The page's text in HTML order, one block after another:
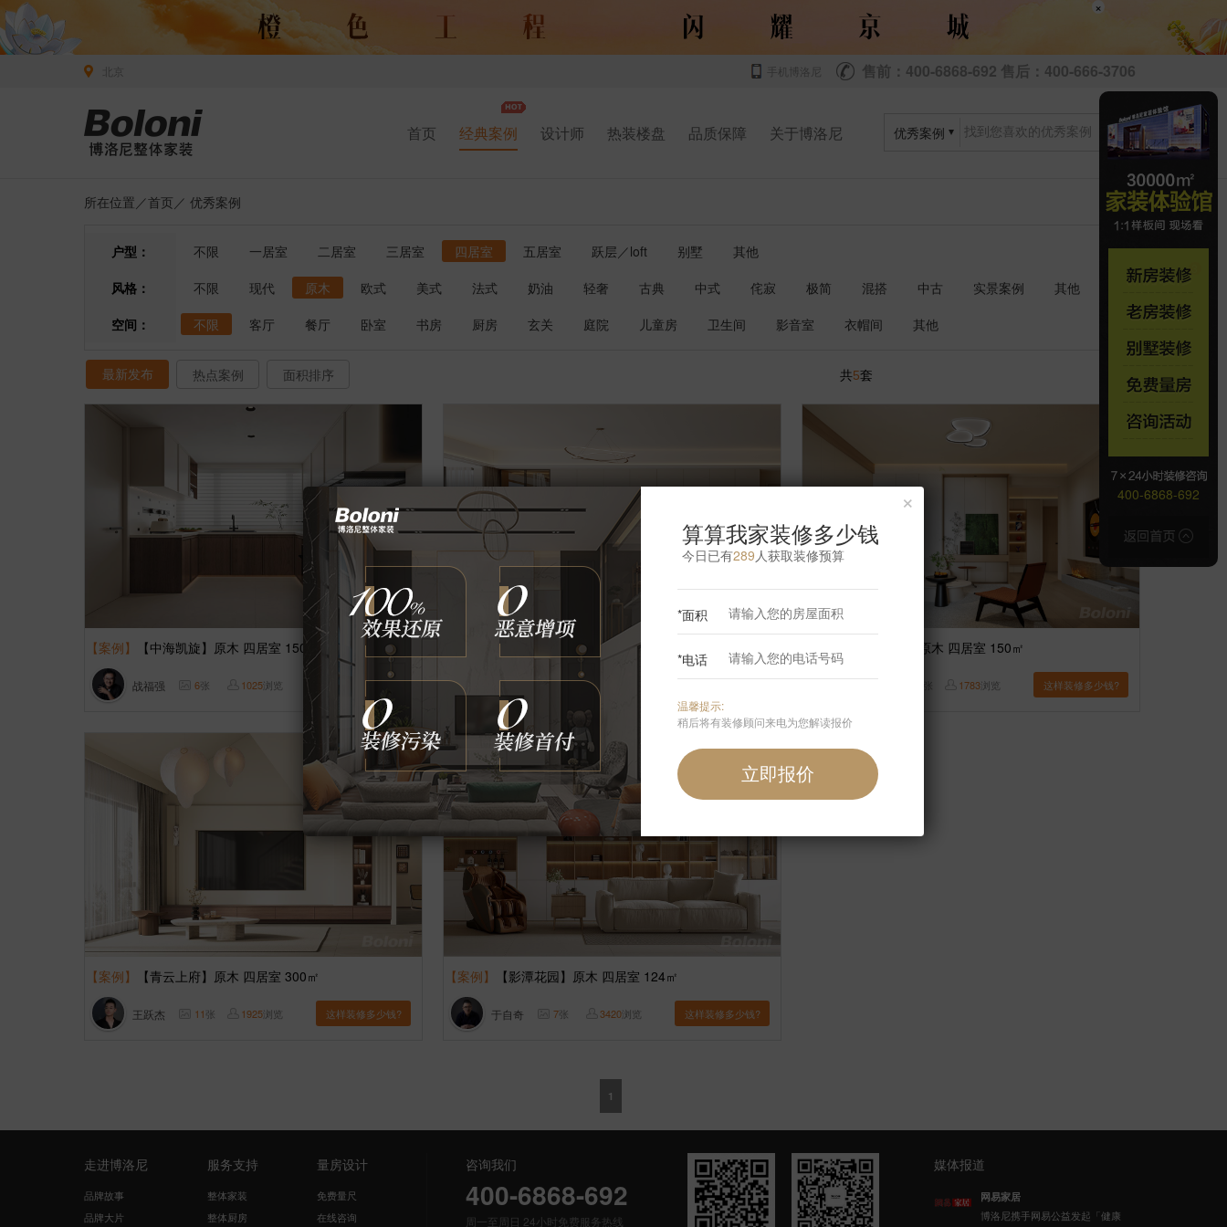
×
手机博洛尼 售前：400-6868-692 售后：400-666-3706
首页 经典案例 设计师 热装楼盘 品质保障 关于博洛尼 优秀案例
所在位置／首页 ／ 优秀案例
户型： 不限 一居室 二居室 三居室 四居室 五居室 跃层／loft 别墅
其他
风格：
不限 现代 原木 欧式 美式 法式 奶油 轻奢 古典 中式 侘寂 极简 混搭 中古 实景案例
其他
空间：
不限 客厅 餐厅 卧室 书房 厨房 玄关 庭院 儿童房 卫生间 影音室 衣帽间 其他
最新发布 热点案例 面积排序 共5套 1
【案例】 【中海凯旋】原木 四居室 150㎡
战福强 6张 1025浏览 这样装修多少钱?
【颐源居】原木 四居室 144㎡
于自奇 6张
【案例】 【南沙沟】原木 四居室 150㎡
1783浏览 这样装修多少钱?
【案例】 【青云上府】原木 四居室 300㎡
王跃杰 11张 1925浏览 这样装修多少钱?
【案例】 【影潭花园】原木 四居室 124㎡
于自奇 7张 3420浏览 这样装修多少钱?
1
走进博洛尼
品牌故事
品牌大片
服务支持
整体家装
整体厨房
量房设计
免费量尺
在线咨询
咨询我们
400-6868-692
周一至周日 24小时免费服务热线
媒体报道
网易家居
博洛尼携手网易公益发起「健康
400-6868-692
×
算算我家装修多少钱
今日已有289 人获取装修预算
*面积
*电话
温馨提示:
稍后将有装修顾问来电为您解读报价